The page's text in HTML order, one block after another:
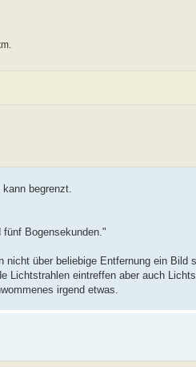
begrenzt.
Bogensekunden."
über beliebige Entfernung ein Bild
Lichtstrahlen eintreffen aber auch
irgend etwas.